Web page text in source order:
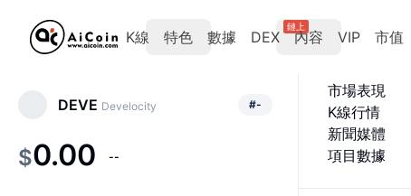
K線 特色 數據 DEX
鏈上
內容 VIP 市值
市場表現
K線行情
新聞媒體
項目數據
DEVE Develocity #-
$0.00 --